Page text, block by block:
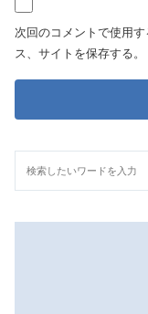
次回のコメントで使用
ス、サイトを保存する。